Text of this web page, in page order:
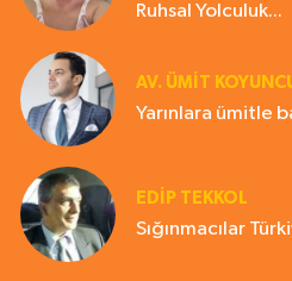
Ruhsal Yolculuk...
AV. ÜMIT
Yarınlara ümitle
EDIP TEKKOL
Sığınmacılar